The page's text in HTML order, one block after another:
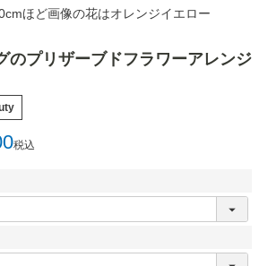
ほど画像の花はオレンジイエロー
のプリザーブドフラワーアレンジ
税込